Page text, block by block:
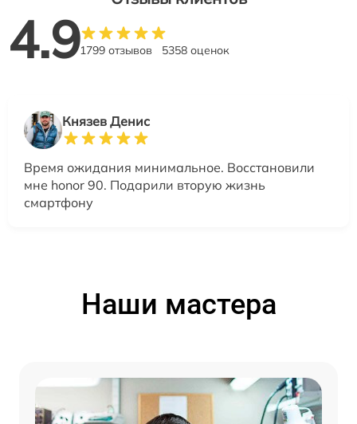
4.91799 отзывов 5358 оценок
Князев Денис
Время ожидания минимальное. Восстановили
мне honor 90. Подарили вторую жизнь
смартфону
Наши мастера